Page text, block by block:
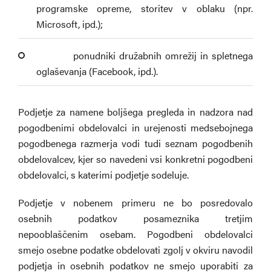
programske opreme, storitev v oblaku (npr.
Microsoft, ipd.);
­ ponudniki družabnih omrežij in spletnega
oglaševanja (Facebook, ipd.).
Podjetje za namene boljšega pregleda in nadzora nad
pogodbenimi obdelovalci in urejenosti medsebojnega
pogodbenega razmerja vodi tudi seznam pogodbenih
obdelovalcev, kjer so navedeni vsi konkretni pogodbeni
obdelovalci, s katerimi podjetje sodeluje.
Podjetje v nobenem primeru ne bo posredovalo
osebnih podatkov posameznika tretjim
nepooblaščenim osebam. Pogodbeni obdelovalci
smejo osebne podatke obdelovati zgolj v okviru navodil
podjetja in osebnih podatkov ne smejo uporabiti za